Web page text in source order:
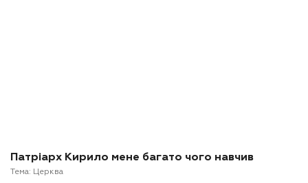
Патріарх Кирило мене багато чого навчив
Тема: Церква